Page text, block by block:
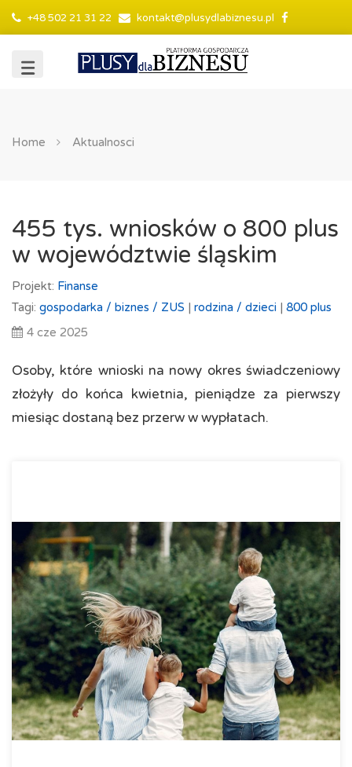
+48 502 21 31 22 kontakt@plusydlabiznesu.pl
Home Aktualnosci
455 tys. wniosków o 800 plus
w województwie śląskim
Projekt: Finanse
Tagi: gospodarka / biznes / ZUS | rodzina / dzieci | 800 plus
4 cze 2025
Osoby, które wnioski na nowy okres świadczeniowy
złożyły do końca kwietnia, pieniądze za pierwszy
miesiąc dostaną bez przerw w wypłatach.